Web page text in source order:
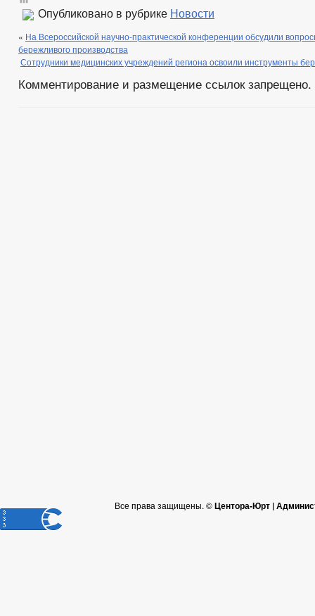
Опубликовано в рубрике Новости
« На Всероссийской научно-практической конференции обсудили
бережливого производства
Сотрудники медицинских учреждений региона освоили инструменты
Комментирование и размещение ссылок запрещено.
Все права защищены. ©Центора-Юрт |